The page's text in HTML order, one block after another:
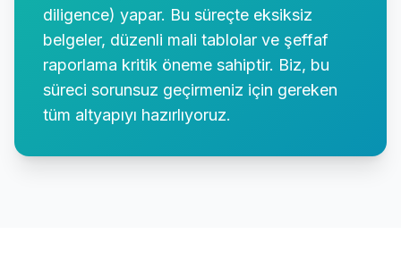
diligence) yapar. Bu süreçte eksiksiz
belgeler, düzenli mali tablolar ve şeffaf
raporlama kritik öneme sahiptir. Biz, bu
süreci sorunsuz geçirmeniz için gereken
tüm altyapıyı hazırlıyoruz.